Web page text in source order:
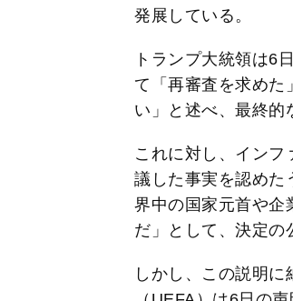
発展している。
トランプ大統領は6
て「再審査を求めた
い」と述べ、最終的
これに対し、インフ
議した事実を認めた
界中の国家元首や企
だ」として、決定の
しかし、この説明